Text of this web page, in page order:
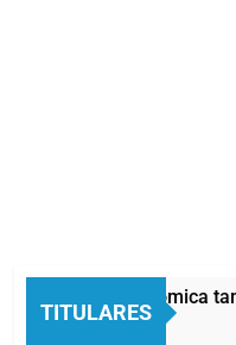
TITULARES
La crisis económica
11 Horas Atrás